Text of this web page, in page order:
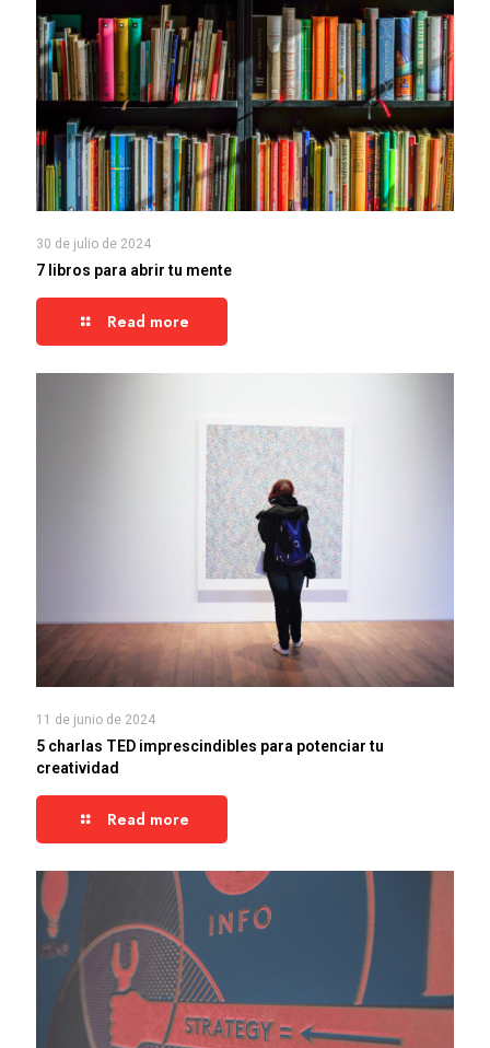
30 de julio de 2024
7 libros para abrir tu mente
Read more
11 de junio de 2024
5 charlas TED imprescindibles para potenciar tu
creatividad
Read more